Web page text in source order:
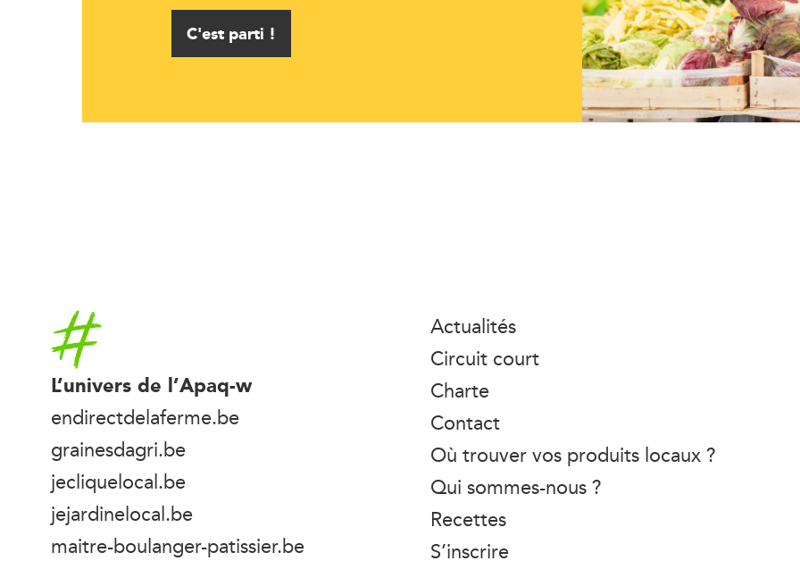
C'est parti !
Accueil
L’univers de l’Apaq-w
endirectdelaferme.be
grainesdagri.be
jecliquelocal.be
jejardinelocal.be
maitre-boulanger-patissier.be
Actualités
Circuit court
Charte
Contact
Où trouver vos produits locaux ?
Qui sommes-nous ?
Recettes
S’inscrire